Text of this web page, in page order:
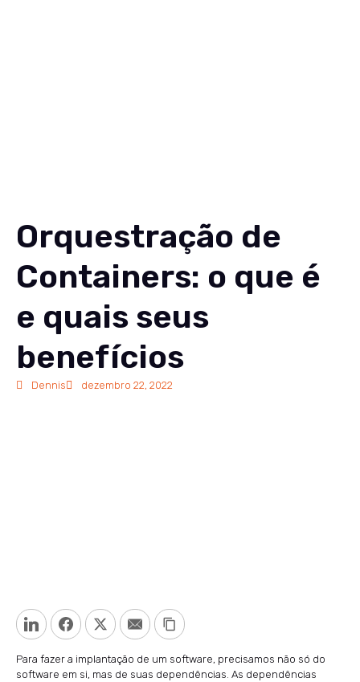
Orquestração de
Containers: o que é
e quais seus
benefícios
Dennis dezembro 22, 2022
LinkedInFacebookTwitterEmail Copy Link
Para fazer a implantação de um software, precisamos não só do
software em si, mas de suas dependências. As dependências